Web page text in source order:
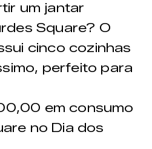
um jantar
Square? O
cinco cozinhas
perfeito para
em consumo
no Dia dos